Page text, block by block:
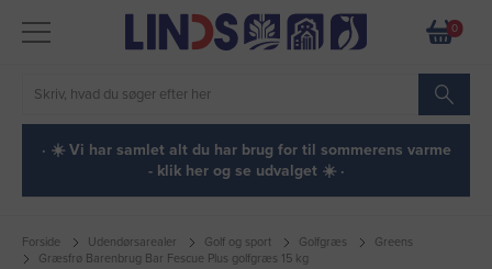
0
· ☀️ Vi har samlet alt du har brug for til sommerens varme
- klik her og se udvalget ☀️ ·
Forside Udendørsarealer Golf og sport Golfgræs
Greens
Græsfrø Barenbrug Bar Fescue Plus golfgræs 15 kg